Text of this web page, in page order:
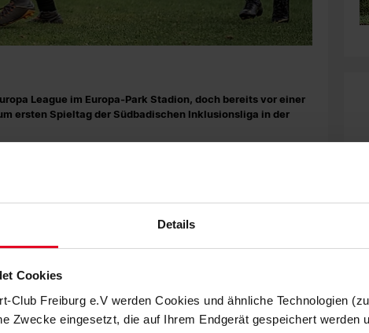
Details
Cookies
Club Freiburg e.V werden Cookies und ähnliche Technologien
Zwecke eingesetzt, die auf Ihrem Endgerät gespeichert werden
League im Europa-Park Stadion, doch bereits vor einer
ersten Spieltag der Südbadischen Inklusionsliga in der
den FC Basel oder in der Saison 24/25 auch schon das
sind es schon sieben Mannschaften, die sich regelmäßig zu
sehr überschaubaren Entwicklung klingen, aber wir sind
beim FC Freiburg St. Georgen die Inklusionsliga betreut.
FC Basel, berichtet: „Beim Fußball braucht es einen Ball,
auch aus Schuhen oder zusammengeknüllten Pullis
bei Menschen mit Behinderung nicht.“
League hat in diesem Jahr das erste Inklusionsturnier